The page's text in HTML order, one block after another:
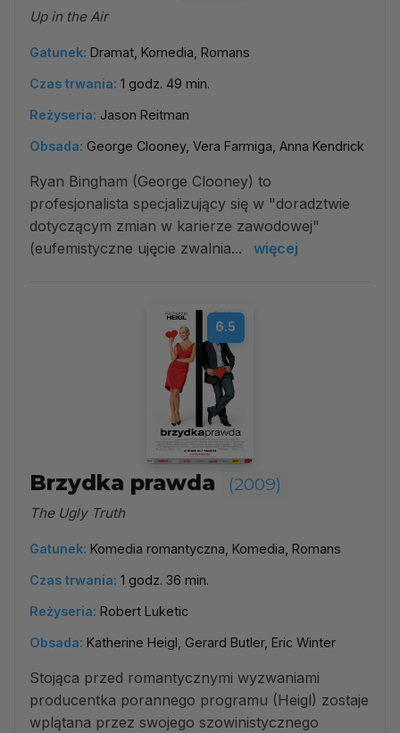
Up in the Air
Gatunek: Dramat, Komedia, Romans
Czas trwania: 1 godz. 49 min.
Reżyseria: Jason Reitman
Obsada: George Clooney, Vera Farmiga, Anna Kendrick
Ryan Bingham (George Clooney) to
profesjonalista specjalizujący się w "doradztwie
dotyczącym zmian w karierze zawodowej"
(eufemistyczne ujęcie zwalnia...
więcej
6.5
Brzydka prawda (2009)
The Ugly Truth
Gatunek: Komedia romantyczna, Komedia, Romans
Czas trwania: 1 godz. 36 min.
Reżyseria: Robert Luketic
Obsada: Katherine Heigl, Gerard Butler, Eric Winter
Stojąca przed romantycznymi wyzwaniami
producentka porannego programu (Heigl) zostaje
wplątana przez swojego szowinistycznego